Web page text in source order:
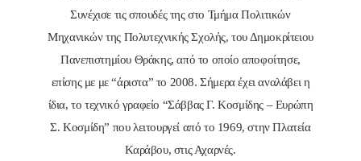
Συνέχισε τις σπουδές της στο Τμήμα Πολιτικών
Μηχανικών της Πολυτεχνικής Σχολής, του Δημοκρίτειου
Πανεπιστημίου Θράκης, από το οποίο αποφοίτησε,
επίσης με με “άριστα” το 2008. Σήμερα έχει αναλάβει η
ίδια, το τεχνικό γραφείο “Σάββας Γ. Κοσμίδης – Ευρώπη
Σ. Κοσμίδη” που λειτουργεί από το 1969, στην Πλατεία
Καράβου, στις Αχαρνές.